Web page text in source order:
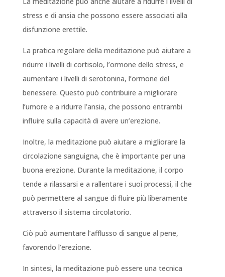
stress e di ansia che possono essere associati alla
disfunzione erettile.
La pratica regolare della meditazione può aiutare a
ridurre i livelli di cortisolo, l’ormone dello stress, e
aumentare i livelli di serotonina, l’ormone del
benessere. Questo può contribuire a migliorare
l’umore e a ridurre l’ansia, che possono entrambi
influire sulla capacità di avere un’erezione.
Inoltre, la meditazione può aiutare a migliorare la
circolazione sanguigna, che è importante per una
buona erezione. Durante la meditazione, il corpo
tende a rilassarsi e a rallentare i suoi processi, il che
può permettere al sangue di fluire più liberamente
attraverso il sistema circolatorio.
Ciò può aumentare l’afflusso di sangue al pene,
favorendo l’erezione.
In sintesi, la meditazione può essere una tecnica